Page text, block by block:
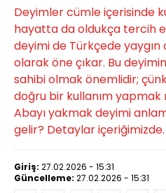
Deyimler cümle içerisinde
hayatta da oldukça tercih
deyimi de Türkçede
olarak öne çıkar. Bu
sahibi olmak önemlidir;
doğru bir kullanım yapmak
Abayı yakmak deyimi
gelir? Detaylar içeriğimizde.
Giriş: 27.02.2026 - 15:31
Güncelleme: 27.02.2026 - 15:31